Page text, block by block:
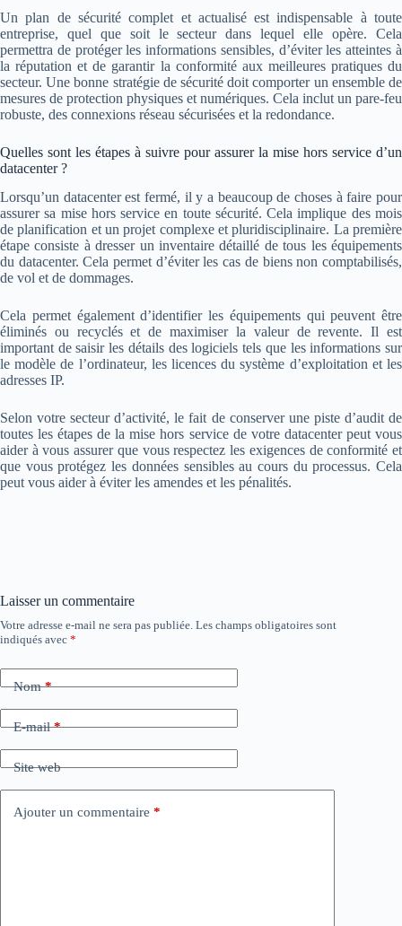
Un plan de sécurité complet et actualisé est indispensable à toute
entreprise, quel que soit le secteur dans lequel elle opère. Cela
permettra de protéger les informations sensibles, d’éviter les atteintes à
la réputation et de garantir la conformité aux meilleures pratiques du
secteur. Une bonne stratégie de sécurité doit comporter un ensemble de
mesures de protection physiques et numériques. Cela inclut un pare-feu
robuste, des connexions réseau sécurisées et la redondance.
Quelles sont les étapes à suivre pour assurer la mise hors service d’un
datacenter ?
Lorsqu’un datacenter est fermé, il y a beaucoup de choses à faire pour
assurer sa mise hors service en toute sécurité. Cela implique des mois
de planification et un projet complexe et pluridisciplinaire. La première
étape consiste à dresser un inventaire détaillé de tous les équipements
du datacenter. Cela permet d’éviter les cas de biens non comptabilisés,
de vol et de dommages.
Cela permet également d’identifier les équipements qui peuvent être
éliminés ou recyclés et de maximiser la valeur de revente. Il est
important de saisir les détails des logiciels tels que les informations sur
le modèle de l’ordinateur, les licences du système d’exploitation et les
adresses IP.
Selon votre secteur d’activité, le fait de conserver une piste d’audit de
toutes les étapes de la mise hors service de votre datacenter peut vous
aider à vous assurer que vous respectez les exigences de conformité et
que vous protégez les données sensibles au cours du processus. Cela
peut vous aider à éviter les amendes et les pénalités.
Laisser un commentaire
Votre adresse e-mail ne sera pas publiée. Les champs obligatoires sont
indiqués avec *
Nom*
E-mail*
Site web
Ajouter un commentaire *